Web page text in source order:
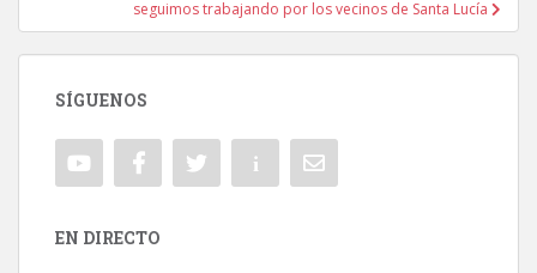
seguimos trabajando por los vecinos de Santa Lucía
SÍGUENOS
EN DIRECTO